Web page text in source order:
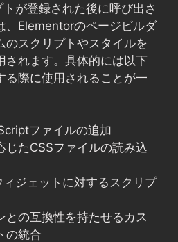
が登録された後に呼び出さ
、Elementorのページビルダ
のスクリプトやスタイルを
されます。具体的には以下
る際に使用されることが一
ファイルの追加
じたCSSファイルの読み込
ジェットに対するスクリプ
との互換性を持たせるカス
の統合